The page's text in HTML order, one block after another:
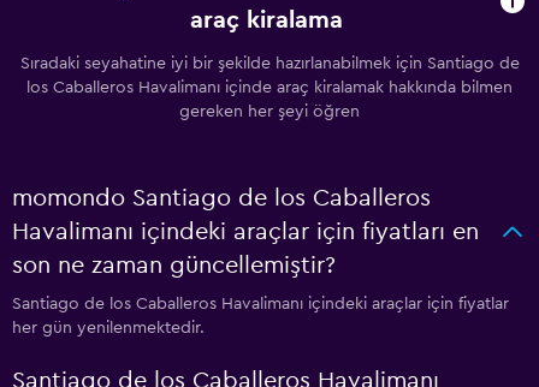
araç kiralama
Sıradaki seyahatine iyi bir şekilde hazırlanabilmek için Santiago de
los Caballeros Havalimanı içinde araç kiralamak hakkında bilmen
gereken her şeyi öğren
momondo Santiago de los Caballeros
Havalimanı içindeki araçlar için fiyatları en
son ne zaman güncellemiştir?
Santiago de los Caballeros Havalimanı içindeki araçlar için fiyatlar
her gün yenilenmektedir.
Santiago de los Caballeros Havalimanı